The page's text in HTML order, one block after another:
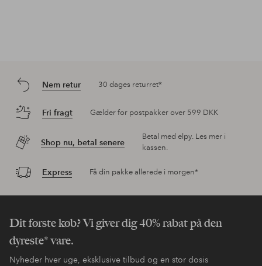
Nem retur 30 dages returret*
Fri fragt Gælder for postpakker over 599 DKK
Shop nu, betal senere
Betal med elpy. Les mer i
kassen.
Express Få din pakke allerede i morgen*
Dit første køb? Vi giver dig 40% rabat på den
dyreste* vare.
Nyheder hver uge, eksklusive tilbud og en stor dosis